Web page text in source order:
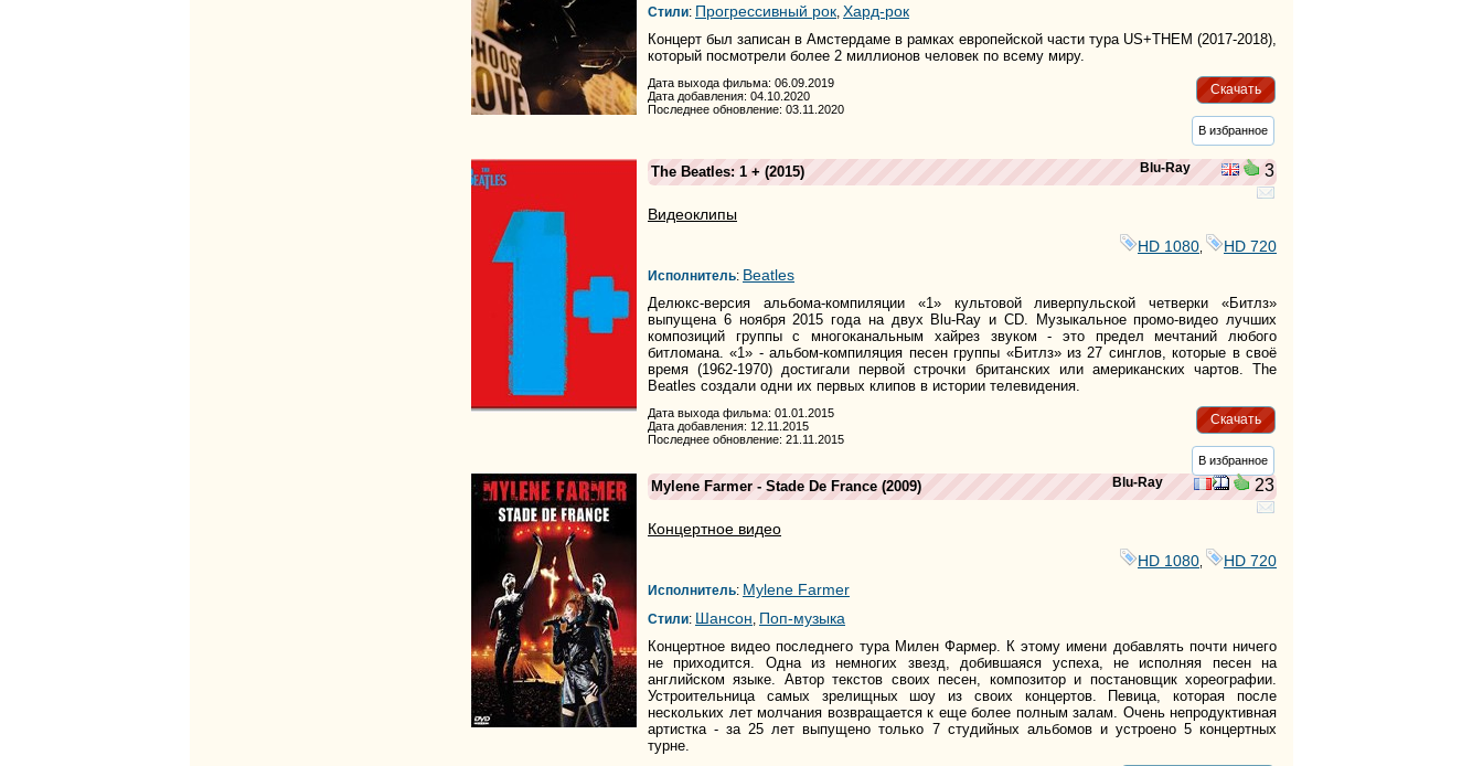
Стили: Прогрессивный рок, Хард-рок
Концерт был записан в Амстердаме в рамках европейской части тура US+THEM (2017-2018),
который посмотрели более 2 миллионов человек по всему миру.
Скачать
Дата выхода фильма: 06.09.2019
Дата добавления: 04.10.2020
Последнее обновление: 03.11.2020
В избранное
Blu-Ray 3
The Beatles: 1 + (2015)
Видеоклипы
HD 1080
HD 720
Исполнитель: Beatles
Делюкс-версия альбома-компиляции «1» культовой ливерпульской четверки «Битлз»
выпущена 6 ноября 2015 года на двух Blu-Ray и CD. Музыкальное промо-видео лучших
композиций группы с многоканальным хайрез звуком - это предел мечтаний любого
битломана. «1» - альбом-компиляция песен группы «Битлз» из 27 синглов, которые в своё
время (1962-1970) достигали первой строчки британских или американских чартов. The
Beatles создали одни их первых клипов в истории телевидения.
Скачать
Дата выхода фильма: 01.01.2015
Дата добавления: 12.11.2015
Последнее обновление: 21.11.2015
В избранное
Blu-Ray 23
Mylene Farmer - Stade De France (2009)
Концертное видео
HD 1080
HD 720
Исполнитель: Mylene Farmer
Стили: Шансон Поп-музыка
Концертное видео последнего тура Милен Фармер. К этому имени добавлять почти ничего
не приходится. Одна из немногих звезд, добившаяся успеха, не исполняя песен на
английском языке. Автор текстов своих песен, композитор и постановщик хореографии.
Устроительница самых зрелищных шоу из своих концертов. Певица, которая после
нескольких лет молчания возвращается к еще более полным залам. Очень непродуктивная
артистка - за 25 лет выпущено только 7 студийных альбомов и устроено 5 концертных
турне.